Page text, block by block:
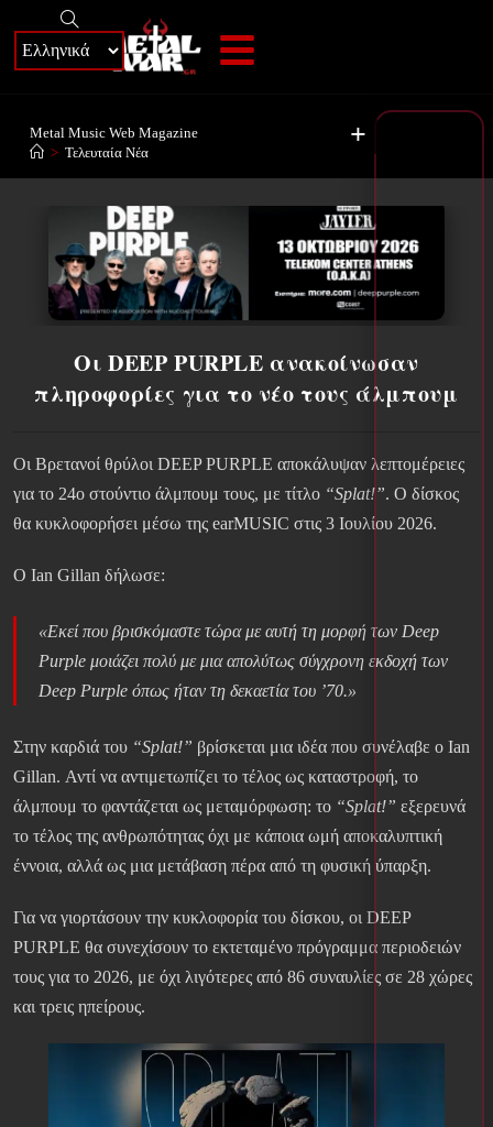
+
Metal Music Web Magazine
> Τελευταία Νέα
Οι DEEP PURPLE ανακοίνωσαν
πληροφορίες για το νέο τους άλμπουμ
Οι Βρετανοί θρύλοι DEEP PURPLE αποκάλυψαν λεπτομέρειες
για το 24ο στούντιο άλμπουμ τους, με τίτλο “Splat!”. Ο δίσκος
θα κυκλοφορήσει μέσω της earMUSIC στις 3 Ιουλίου 2026.
Ο Ian Gillan δήλωσε:
«Εκεί που βρισκόμαστε τώρα με αυτή τη μορφή των Deep
Purple μοιάζει πολύ με μια απολύτως σύγχρονη εκδοχή των
Deep Purple όπως ήταν τη δεκαετία του ’70.»
Στην καρδιά του “Splat!” βρίσκεται μια ιδέα που συνέλαβε ο Ian
Gillan. Αντί να αντιμετωπίζει το τέλος ως καταστροφή, το
άλμπουμ το φαντάζεται ως μεταμόρφωση: το “Splat!” εξερευνά
το τέλος της ανθρωπότητας όχι με κάποια ωμή αποκαλυπτική
έννοια, αλλά ως μια μετάβαση πέρα από τη φυσική ύπαρξη.
Για να γιορτάσουν την κυκλοφορία του δίσκου, οι DEEP
PURPLE θα συνεχίσουν το εκτεταμένο πρόγραμμα περιοδειών
τους για το 2026, με όχι λιγότερες από 86 συναυλίες σε 28 χώρες
και τρεις ηπείρους.